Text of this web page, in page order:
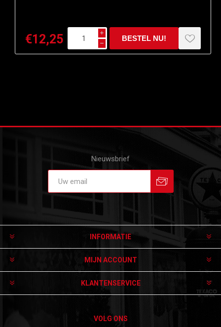
€12,25 i
h
Nieuwsbrief
INFORMATIE
MIJN ACCOUNT
KLANTENSERVICE
VOLG ONS